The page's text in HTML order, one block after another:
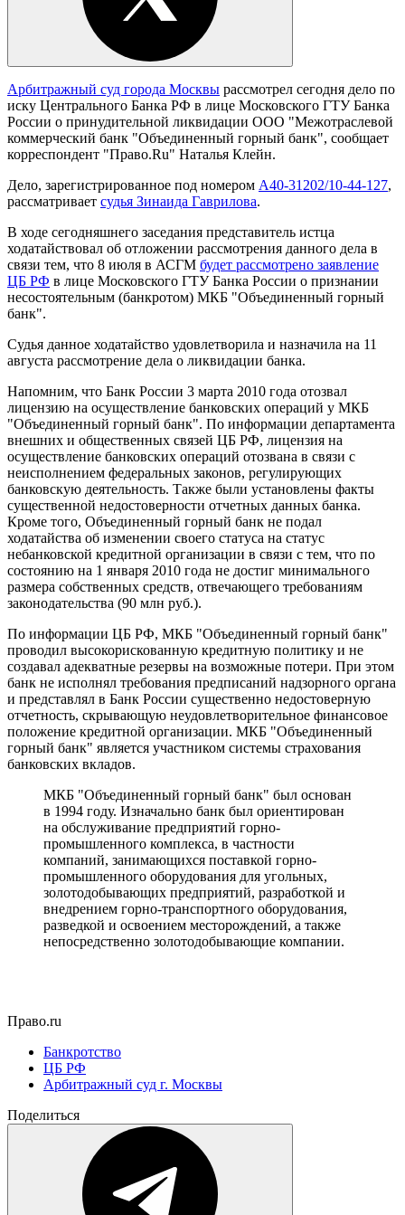
Арбитражный суд города Москвы рассмотрел сегодня дело по
иску Центрального Банка РФ в лице Московского ГТУ Банка
России о принудительной ликвидации ООО "Межотраслевой
коммерческий банк "Объединенный горный банк", сообщает
корреспондент "Право.Ru" Наталья Клейн.
Дело, зарегистрированное под номером А40-31202/10-44-127,
рассматривает судья Зинаида Гаврилова.
В ходе сегодняшнего заседания представитель истца
ходатайствовал об отложении рассмотрения данного дела в
связи тем, что 8 июля в АСГМ будет рассмотрено заявление
ЦБ РФ в лице Московского ГТУ Банка России о признании
несостоятельным (банкротом) МКБ "Объединенный горный
банк".
Судья данное ходатайство удовлетворила и назначила на 11
августа рассмотрение дела о ликвидации банка.
Напомним, что Банк России 3 марта 2010 года отозвал
лицензию на осуществление банковских операций у МКБ
"Объединенный горный банк". По информации департамента
внешних и общественных связей ЦБ РФ, лицензия на
осуществление банковских операций отозвана в связи с
неисполнением федеральных законов, регулирующих
банковскую деятельность. Также были установлены факты
существенной недостоверности отчетных данных банка.
Кроме того, Объединенный горный банк не подал
ходатайства об изменении своего статуса на статус
небанковской кредитной организации в связи с тем, что по
состоянию на 1 января 2010 года не достиг минимального
размера собственных средств, отвечающего требованиям
законодательства (90 млн руб.).
По информации ЦБ РФ, МКБ "Объединенный горный банк"
проводил высокорискованную кредитную политику и не
создавал адекватные резервы на возможные потери. При этом
банк не исполнял требования предписаний надзорного органа
и представлял в Банк России существенно недостоверную
отчетность, скрывающую неудовлетворительное финансовое
положение кредитной организации. МКБ "Объединенный
горный банк" является участником системы страхования
банковских вкладов.
МКБ "Объединенный горный банк" был основан
в 1994 году. Изначально банк был ориентирован
на обслуживание предприятий горно-
промышленного комплекса, в частности
компаний, занимающихся поставкой горно-
промышленного оборудования для угольных,
золотодобывающих предприятий, разработкой и
внедрением горно-транспортного оборудования,
разведкой и освоением месторождений, а также
непосредственно золотодобывающие компании.
Право.ru
Банкротство
ЦБ РФ
Арбитражный суд г. Москвы
Поделиться